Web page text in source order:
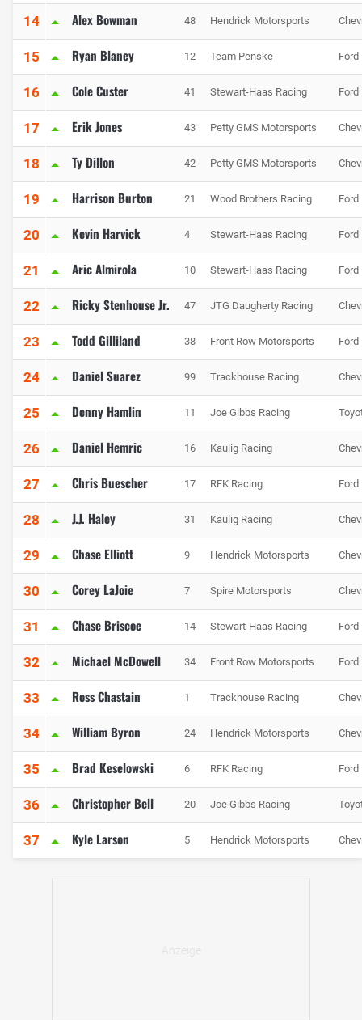
14 Alex Bowman 48 Hendrick Motorsports
15 Ryan Blaney 12 Team Penske Ford
16 Cole Custer 41 Stewart-Haas Racing Ford
17 Erik Jones 43 Petty GMS Motorsports
18 Ty Dillon 42 Petty GMS Motorsports
19 Harrison Burton 21 Wood Brothers Racing Ford
20 Kevin Harvick 4 Stewart-Haas Racing Ford
21 Aric Almirola 10 Stewart-Haas Racing Ford
22 Ricky Stenhouse Jr. 47 JTG Daugherty Racing
23 Todd Gilliland 38 Front Row Motorsports Ford
24 Daniel Suarez 99 Trackhouse Racing
25 Denny Hamlin 11 Joe Gibbs Racing
26 Daniel Hemric 16 Kaulig Racing
27 Chris Buescher 17 RFK Racing Ford
28 J.J. Haley 31 Kaulig Racing
29 Chase Elliott 9 Hendrick Motorsports
30 Corey LaJoie 7 Spire Motorsports
31 Chase Briscoe 14 Stewart-Haas Racing Ford
32 Michael McDowell 34 Front Row Motorsports Ford
33 Ross Chastain 1 Trackhouse Racing
34 William Byron 24 Hendrick Motorsports
35 Brad Keselowski 6 RFK Racing Ford
36 Christopher Bell 20 Joe Gibbs Racing
37 Kyle Larson 5 Hendrick Motorsports